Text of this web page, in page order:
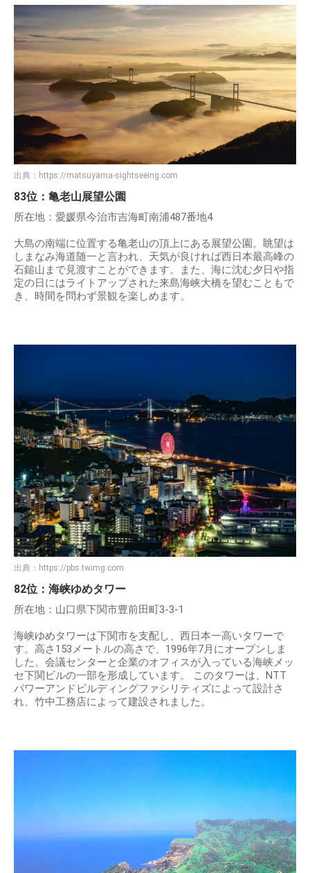
出典： https://matsuyama-sightseeing.com
83位：亀老山展望公園
所在地：愛媛県今治市吉海町南浦487番地4
大島の南端に位置する亀老山の頂上にある展望公園。眺望は
しまなみ海道随一と言われ、天気が良ければ西日本最高峰の
石鎚山まで見渡すことができます。また、海に沈む夕日や指
定の日にはライトアップされた来島海峡大橋を望むこともで
き、時間を問わず景観を楽しめます。
出典： https://pbs.twimg.com
82位：海峡ゆめタワー
所在地：山口県下関市豊前田町3-3-1
海峡ゆめタワーは下関市を支配し、西日本一高いタワーで
す。高さ153メートルの高さで、1996年7月にオープンしま
した。会議センターと企業のオフィスが入っている海峡メッ
セ下関ビルの一部を形成しています。 このタワーは、NTT
パワーアンドビルディングファシリティズによって設計さ
れ、竹中工務店によって建設されました。